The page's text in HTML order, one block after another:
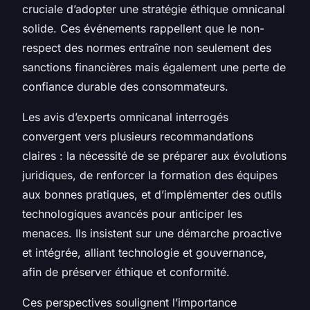
cruciale d’adopter une stratégie éthique omnicanal
solide. Ces événements rappellent que le non-
respect des normes entraîne non seulement des
sanctions financières mais également une perte de
confiance durable des consommateurs.
Les avis d’experts omnicanal interrogés
convergent vers plusieurs recommandations
claires : la nécessité de se préparer aux évolutions
juridiques, de renforcer la formation des équipes
aux bonnes pratiques, et d’implémenter des outils
technologiques avancés pour anticiper les
menaces. Ils insistent sur une démarche proactive
et intégrée, alliant technologie et gouvernance,
afin de préserver éthique et conformité.
Ces perspectives soulignent l’importance